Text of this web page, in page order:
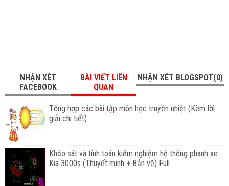
NHẬN XÉT
FACEBOOK
BÀI VIẾT LIÊN
QUAN
NHẬN XÉT BLOGSPOT(0)
Tổng hợp các bài tập môn học truyền nhiệt (Kèm lờì
giải chi tiết)
Khảo sát và tính toán kiểm nghiệm hệ thống phanh xe
Kia 3000s (Thuyết minh + Bản vẽ) Full